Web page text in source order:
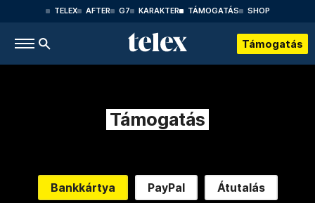
TELEX AFTER G7 KARAKTER TÁMOGATÁS SHOP
Támogatás
Támogatás
Bankkártya PayPal Átutalás